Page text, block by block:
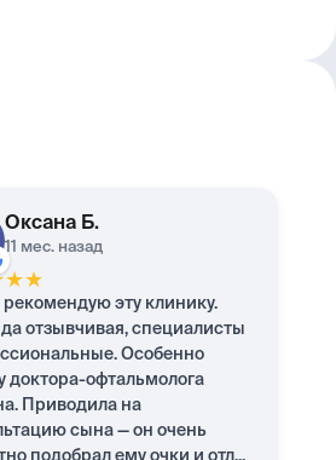
Оксана Б.
11 мес. назад
★★
эту клинику.
отзывчивая, специалисты
Особенно
доктора-офтальмолога
Приводила на
сына — он очень
подобрал ему очки и отл...